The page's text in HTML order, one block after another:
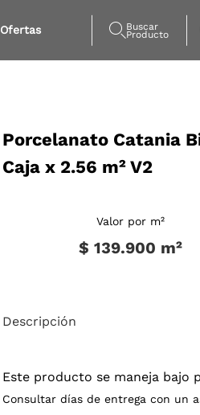
Ofertas Buscar
Producto
Porcelanato Catania
Caja x 2.56 m² V2
Valor por m²
$ 139.900 m²
Descripción
Este producto se maneja bajo
Consultar días de entrega con un